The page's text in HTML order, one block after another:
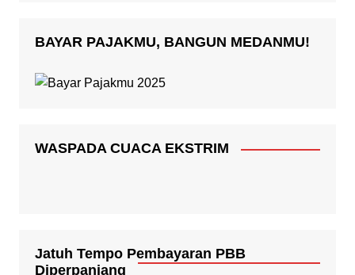
BAYAR PAJAKMU, BANGUN MEDANMU!
WASPADA CUACA EKSTRIM
Jatuh Tempo Pembayaran PBB
Diperpanjang